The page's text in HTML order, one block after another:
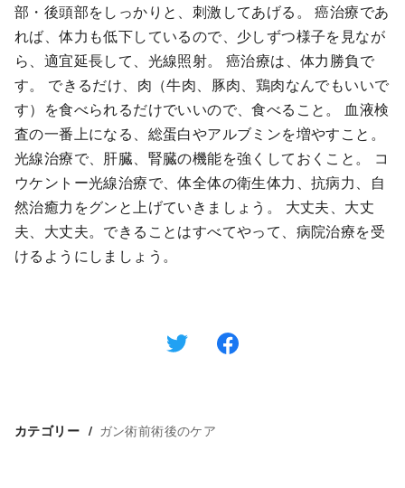
部・後頭部をしっかりと、刺激してあげる。 癌治療であ
れば、体力も低下しているので、少しずつ様子を見なが
ら、適宜延長して、光線照射。 癌治療は、体力勝負で
す。 できるだけ、肉（牛肉、豚肉、鶏肉なんでもいいで
す）を食べられるだけでいいので、食べること。 血液検
査の一番上になる、総蛋白やアルブミンを増やすこと。
光線治療で、肝臓、腎臓の機能を強くしておくこと。 コ
ウケントー光線治療で、体全体の衛生体力、抗病力、自
然治癒力をグンと上げていきましょう。 大丈夫、大丈
夫、大丈夫。できることはすべてやって、病院治療を受
けるようにしましょう。
カテゴリー ガン術前術後のケア